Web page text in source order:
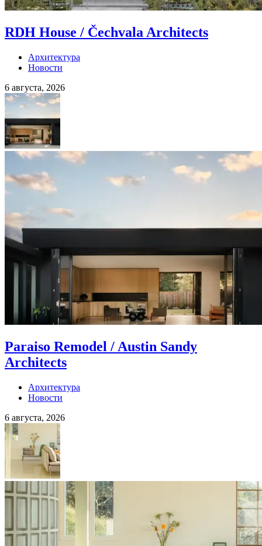
RDH House / Čechvala Architects
Архитектура
Новости
6 августа, 2026
Paraiso Remodel / Austin Sandy
Architects
Архитектура
Новости
6 августа, 2026